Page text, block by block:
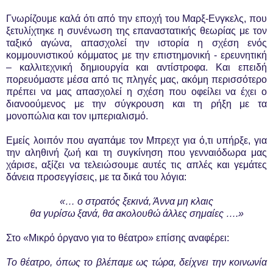
Γνωρίζουμε καλά ότι από την εποχή του Μαρξ-Ενγκελς, που
ξετυλίχτηκε η συνένωση της επαναστατικής θεωρίας με τον
ταξικό αγώνα, απασχολεί την ιστορία η σχέση ενός
κομμουνιστικού κόμματος με την επιστημονική - ερευνητική
– καλλιτεχνική δημιουργία και αντίστροφα. Και επειδή
πορευόμαστε μέσα από τις πληγές μας, ακόμη περισσότερο
πρέπει να μας απασχολεί η σχέση που οφείλει να έχει ο
διανοούμενος με την σύγκρουση και τη ρήξη με τα
μονοπώλια και τον ιμπεριαλισμό.
Εμείς λοιπόν που αγαπάμε τον Μπρεχτ για ό,τι υπήρξε, για
την αληθινή ζωή και τη συγκίνηση που γενναιόδωρα μας
χάρισε, αξίζει να τελειώσουμε αυτές τις απλές και γεμάτες
δάνεια προσεγγίσεις, με τα δικά του λόγια:
«… ο στρατός ξεκινά, Άννα μη κλαις
θα γυρίσω ξανά, θα ακολουθώ άλλες σημαίες ….»
Στο «Μικρό όργανο για το θέατρο» επίσης αναφέρει:
Το θέατρο, όπως το βλέπαμε ως τώρα, δείχνει την κοινωνία